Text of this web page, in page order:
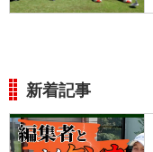
新着記事